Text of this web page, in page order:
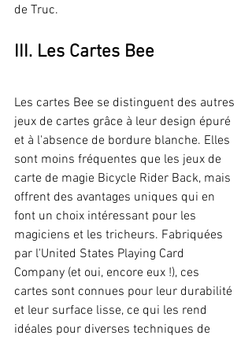
de Truc.
III. Les Cartes Bee
Les cartes Bee se distinguent des autres
jeux de cartes grâce à leur design épuré
et à l'absence de bordure blanche. Elles
sont moins fréquentes que les jeux de
carte de magie Bicycle Rider Back, mais
offrent des avantages uniques qui en
font un choix intéressant pour les
magiciens et les tricheurs. Fabriquées
par l'United States Playing Card
Company (et oui, encore eux !), ces
cartes sont connues pour leur durabilité
et leur surface lisse, ce qui les rend
idéales pour diverses techniques de